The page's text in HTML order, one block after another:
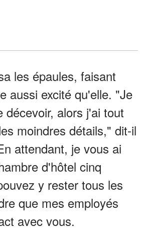
les épaules, faisant
aussi excité qu'elle. "Je
décevoir, alors j'ai tout
moindres détails," dit-il
attendant, je vous ai
d'hôtel cinq
y rester tous les
que mes employés
avec vous.